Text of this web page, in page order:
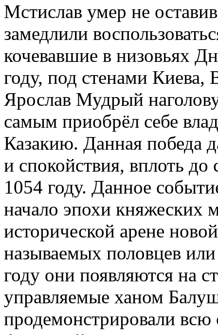
Мстислав умер не
замедлили
кочевавшие в низовьях
году, под стенами Киева,
Ярослав Мудрый
самым приобрёл себе
Казакию. Данная победа
и спокойствия, вплоть
1054 году. Данное
начало эпохи княжеских
исторической арене
называемых половцев
году они появляются на
управляемые ханом
продемонстрировали